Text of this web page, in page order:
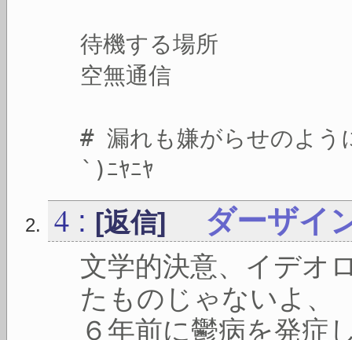
待機する場所
空無通信
# 漏れも嫌がらせのよう
`)ﾆﾔﾆﾔ
4 : [返信] ダーザイ
文学的決意、イデオ
たものじゃないよ、
６年前に鬱病を発症